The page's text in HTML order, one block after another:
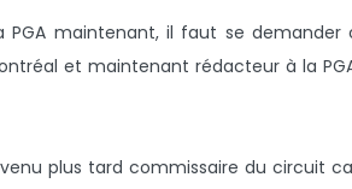
maintenant, il faut se
et maintenant rédacteur à la
plus tard commissaire du circuit